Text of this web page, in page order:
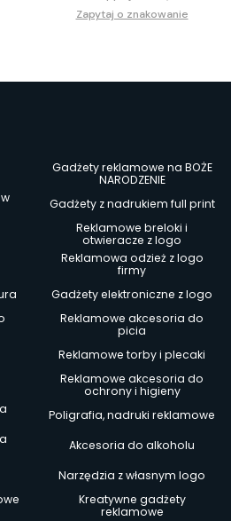
Zapytaj o znakowanie
Gadżety reklamowe na BOŻE
NARODZENIE
Gadżety z nadrukiem full print
Reklamowe breloki i
otwieracze z logo
Reklamowa odzież z logo
firmy
Gadżety elektroniczne z logo
Reklamowe akcesoria do
picia
Reklamowe torby i plecaki
Reklamowe akcesoria do
ochrony i higieny
Poligrafia, nadruki reklamowe
Akcesoria do alkoholu
Narzędzia z własnym logo
Kreatywne gadżety
reklamowe